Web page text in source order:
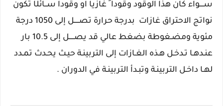
ســــواء كان هذا الوقود وقودا ً غازيا او وقودا ســائلًا تكون
نواتج الاحتراق غازات بدرجة حرارة تصـــــل إلى 1050 درجة
مئوية ومضـغوطة بضغط عالي قد يصـــــل إلى 10.5 بار
عنـدهـا تـدخـل هـذه الغـازات إلى التربينـة حيـث يحـدث تمـدد
لهـا داخـل التربينـة وتبـدأ التربينـة في الدوران .